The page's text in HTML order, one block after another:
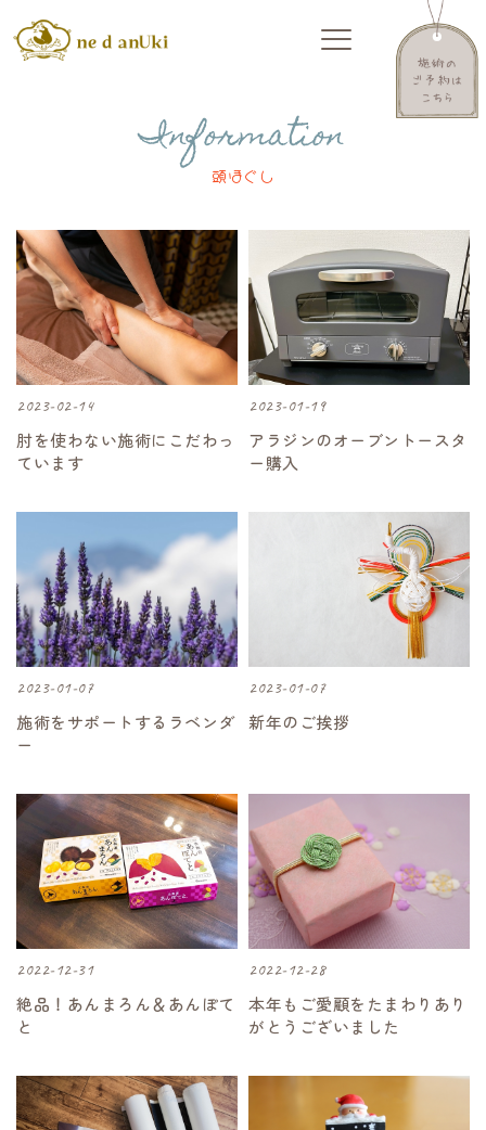
Information
頭ほぐし
2023-02-14
肘を使わない施術にこだわっ
ています
2023-01-19
アラジンのオーブントースタ
ー購入
2023-01-07
施術をサポートするラベンダ
ー
2023-01-07
新年のご挨拶
2022-12-31
絶品！あんまろん＆あんぽて
と
2022-12-28
本年もご愛顧をたまわりあり
がとうございました